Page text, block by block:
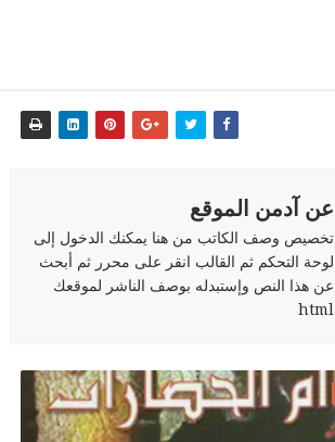
عن آدمن الموقع
تخصيص وصف الكاتب من هنا يمكنك الدخول إلى
لوحة التحكم ثم القالب انقر على محرر ثم أبحث
عن هذا النص وإستبدله بوصف الناشر لموقعك
html